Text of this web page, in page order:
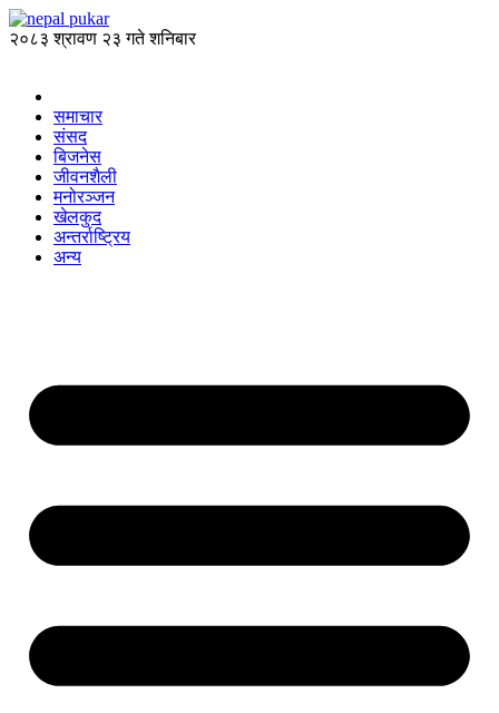
२०८३ श्रावण २३ गते शनिबार
समाचार
संसद
बिजनेस
जीवनशैली
मनोरञ्जन
खेलकुद
अन्तर्राष्ट्रिय
अन्य